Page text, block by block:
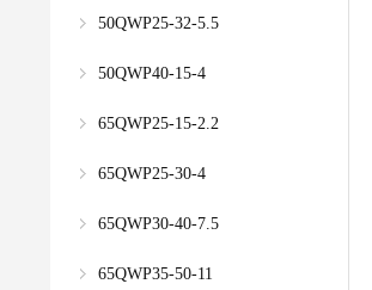
50QWP25-32-5.5
50QWP40-15-4
65QWP25-15-2.2
65QWP25-30-4
65QWP30-40-7.5
65QWP35-50-11